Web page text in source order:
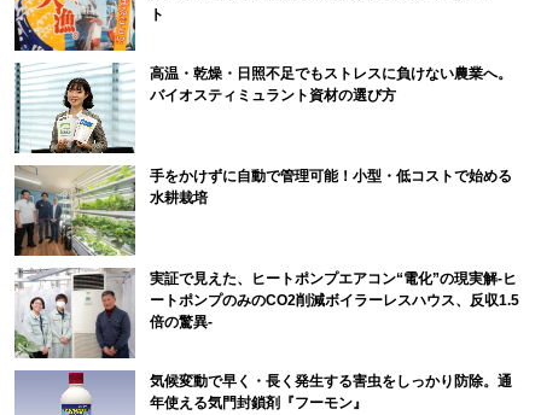
ト
高温・乾燥・日照不足でもストレスに負けない農業へ。
バイオスティミュラント資材の選び方
手をかけずに自動で管理可能！小型・低コストで始める
水耕栽培
実証で見えた、ヒートポンプエアコン“電化”の現実解-ヒ
ートポンプのみのCO2削減ボイラーレスハウス、反収1.5
倍の驚異-
気候変動で早く・長く発生する害虫をしっかり防除。通
年使える気門封鎖剤『フーモン』